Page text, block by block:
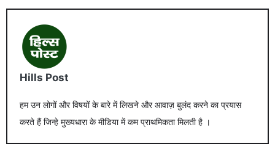
Hills Post
हम उन लोगों और विषयों के बारे में लिखने और आवाज़ बुलंद करने का प्रयास
करते हैं जिन्हे मुख्यधारा के मीडिया में कम प्राथमिकता मिलती है ।